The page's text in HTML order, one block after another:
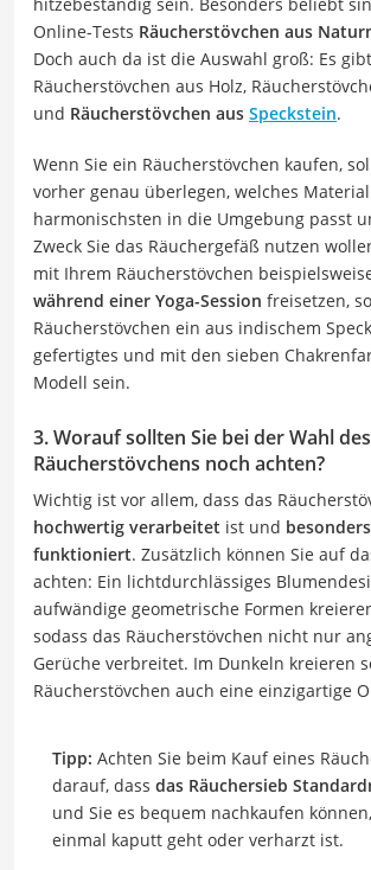
Online-Tests Räucherstövchen aus
Doch auch da ist die Auswahl groß: Es gibt
Räucherstövchen aus Holz,
und Räucherstövchen aus Speckstein.
Wenn Sie ein Räucherstövchen kaufen,
vorher genau überlegen, welches
harmonischsten in die Umgebung passt
Zweck Sie das Räuchergefäß nutzen
mit Ihrem Räucherstövchen
während einer Yoga-Session freisetzen,
Räucherstövchen ein aus indischem
gefertigtes und mit den sieben
Modell sein.
3. Worauf sollten Sie bei der Wahl
Räucherstövchens noch achten?
Wichtig ist vor allem, dass das
hochwertig verarbeitet ist und
funktioniert. Zusätzlich können Sie auf
achten: Ein lichtdurchlässiges
aufwändige geometrische Formen
sodass das Räucherstövchen nicht nur
Gerüche verbreitet. Im Dunkeln kreieren
Räucherstövchen auch eine einzigartige
Tipp: Achten Sie beim Kauf eines
darauf, dass das Räuchersieb
und Sie es bequem nachkaufen
einmal kaputt geht oder verharzt ist.